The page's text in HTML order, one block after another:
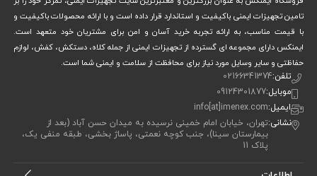
تامین تجهیزات ایمنی باکیفیت و استاندارد قرار داده است و با ارائه محصولات باکیفیت و
با قیمت مناسب، به ارائه تجربه خرید آسان و امن برای مشتریان خود متعهد است.
ایمنکس دارای مجموعه ای گسترده از تجهیزات ایمنی از جمله کلاه، دستکش، کفش، لوازم
حفاظتی و سایر وسایل مورد نیاز برای محافظت از سلامت و ایمنی شما است.
تلفن:02166341374
موبایل:09124301877
ایمیل:info[at]imenex.com
نشانی:تهران، خیابان امام خمینی نرسیده به میدان حسن آباد (بعد از
بیمارستان سینا)، جنب کوچه نعمتی، پاساژ بخشی، طبقه منفی یک،
پلاک 11